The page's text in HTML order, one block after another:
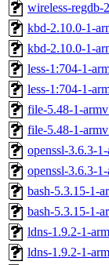
wireless-regdb-
kbd-2.10.0-1-
kbd-2.10.0-1-
less-1:704-1-
less-1:704-1-
file-5.48-1-
file-5.48-1-
openssl-3.6.3-
openssl-3.6.3-
bash-5.3.15-1-
bash-5.3.15-1-
ldns-1.9.2-1-
ldns-1.9.2-1-